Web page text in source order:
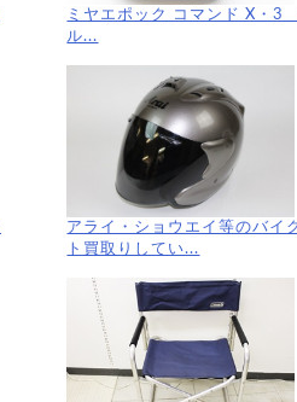
ミヤエポック コマンド X・3
ル...
アライ・ショウエイ等のバイ
ト買取りしてい...